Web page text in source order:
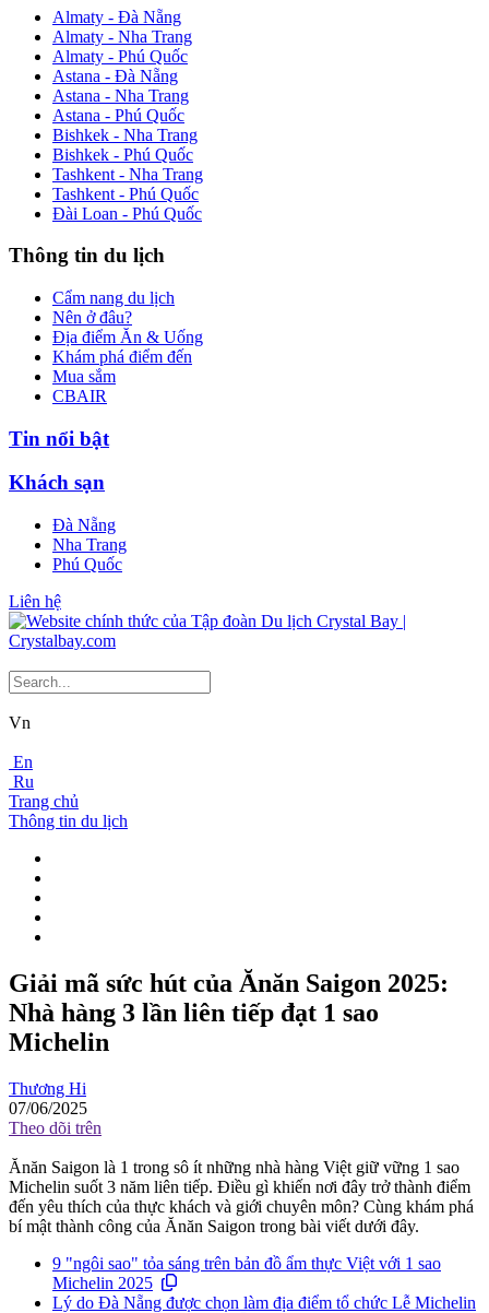
Almaty - Đà Nẵng
Almaty - Nha Trang
Almaty - Phú Quốc
Astana - Đà Nẵng
Astana - Nha Trang
Astana - Phú Quốc
Bishkek - Nha Trang
Bishkek - Phú Quốc
Tashkent - Nha Trang
Tashkent - Phú Quốc
Đài Loan - Phú Quốc
Thông tin du lịch
Cẩm nang du lịch
Nên ở đâu?
Địa điểm Ăn & Uống
Khám phá điểm đến
Mua sắm
CBAIR
Tin nổi bật
Khách sạn
Đà Nẵng
Nha Trang
Phú Quốc
Liên hệ
Vn
En
Ru
Trang chủ
Thông tin du lịch
Giải mã sức hút của Ănăn Saigon 2025:
Nhà hàng 3 lần liên tiếp đạt 1 sao
Michelin
Thương Hi
07/06/2025
Theo dõi trên
Ănăn Saigon là 1 trong sô ít những nhà hàng Việt giữ vững 1 sao
Michelin suốt 3 năm liên tiếp. Điều gì khiến nơi đây trở thành điểm
đến yêu thích của thực khách và giới chuyên môn? Cùng khám phá
bí mật thành công của Ănăn Saigon trong bài viết dưới đây.
9 "ngôi sao" tỏa sáng trên bản đồ ẩm thực Việt với 1 sao
Michelin 2025
Lý do Đà Nẵng được chọn làm địa điểm tổ chức Lễ Michelin